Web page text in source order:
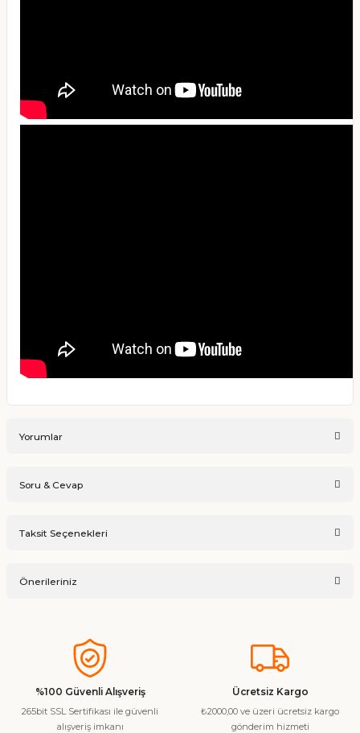
Yorumlar
Soru & Cevap
Taksit Seçenekleri
Önerileriniz
konularda yetersiz gördüğünüz noktaları öneri formunu
kullanarak tarafımıza iletebilirsiniz.
Görüş ve önerileriniz için teşekkür ederiz.
Ürün resmi kalitesiz, bozuk veya görüntülenemiyor.
%100 Güvenli Alışveriş
265bit SSL Sertifikası ile güvenli
alışveriş imkanı
Ücretsiz Kargo
₺2000,00 ve üzeri ücretsiz kargo
gönderim hizmeti